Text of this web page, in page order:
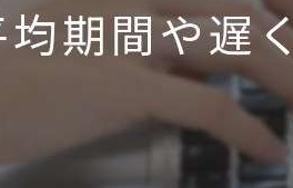
期間や遅